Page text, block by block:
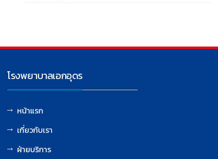
โรงพยาบาลเอกอุดร
หน้าแรก
เกี่ยวกับเรา
ฝ่ายบริการ